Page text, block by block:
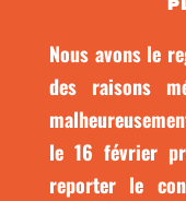
Nous avons le
des raisons
le 16 février
reporter le